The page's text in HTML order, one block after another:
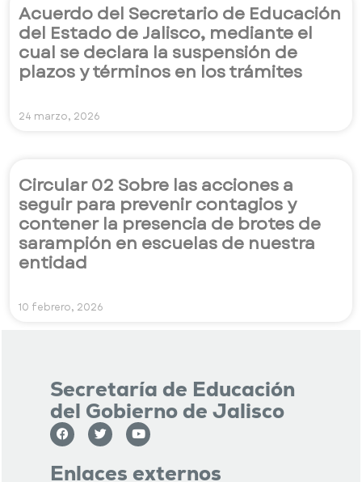
Acuerdo del Secretario de Educación
del Estado de Jalisco, mediante el
cual se declara la suspensión de
plazos y términos en los trámites
24 marzo, 2026
Circular 02 Sobre las acciones a
seguir para prevenir contagios y
contener la presencia de brotes de
sarampión en escuelas de nuestra
entidad
10 febrero, 2026
Secretaría de Educación
del Gobierno de Jalisco
Enlaces externos